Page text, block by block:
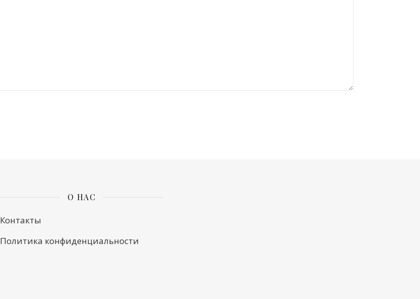
О НАС
Контакты
Политика конфиденциальности